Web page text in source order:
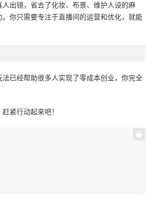
出镜，省去了化妆、布景、维护人设的麻
你只需要专注于直播间的运营和优化，就能
已经帮助很多人实现了零成本创业，你完全
紧行动起来吧！